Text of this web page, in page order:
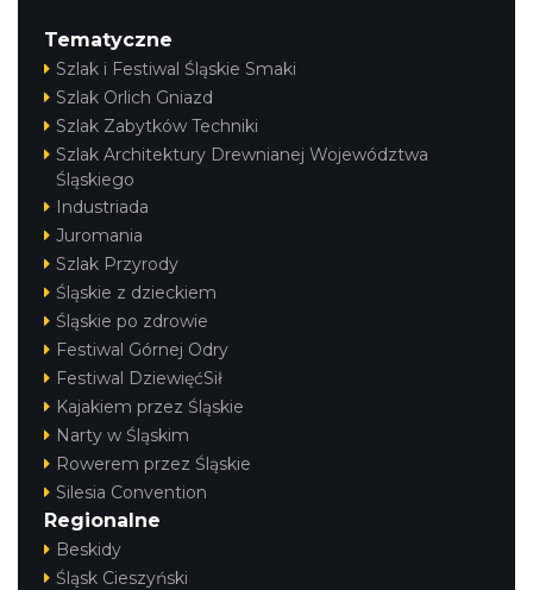
Tematyczne
Szlak i Festiwal Śląskie Smaki
Szlak Orlich Gniazd
Szlak Zabytków Techniki
Szlak Architektury Drewnianej Województwa
Śląskiego
Industriada
Juromania
Szlak Przyrody
Śląskie z dzieckiem
Śląskie po zdrowie
Festiwal Górnej Odry
Festiwal DziewięćSił
Kajakiem przez Śląskie
Narty w Śląskim
Rowerem przez Śląskie
Silesia Convention
Regionalne
Beskidy
Śląsk Cieszyński